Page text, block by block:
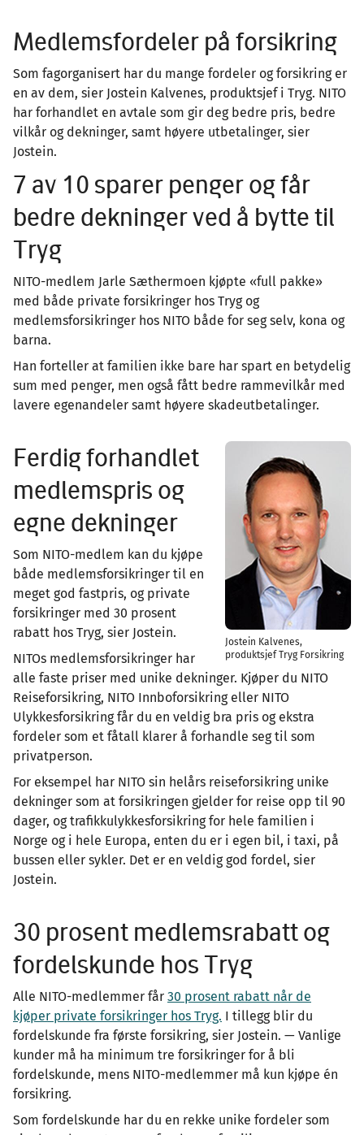
Medlemsfordeler på forsikring
Som fagorganisert har du mange fordeler og forsikring er
en av dem, sier Jostein Kalvenes, produktsjef i Tryg. NITO
har forhandlet en avtale som gir deg bedre pris, bedre
vilkår og dekninger, samt høyere utbetalinger, sier
Jostein.
7 av 10 sparer penger og får
bedre dekninger ved å bytte til
Tryg
NITO-medlem Jarle Sæthermoen kjøpte «full pakke»
med både private forsikringer hos Tryg og
medlemsforsikringer hos NITO både for seg selv, kona og
barna.
Han forteller at familien ikke bare har spart en betydelig
sum med penger, men også fått bedre rammevilkår med
lavere egenandeler samt høyere skadeutbetalinger.
Jostein Kalvenes,
produktsjef Tryg Forsikring
Ferdig forhandlet
medlemspris og
egne dekninger
Som NITO-medlem kan du kjøpe
både medlemsforsikringer til en
meget god fastpris, og private
forsikringer med 30 prosent
rabatt hos Tryg, sier Jostein.
NITOs medlemsforsikringer har
alle faste priser med unike dekninger. Kjøper du NITO
Reiseforsikring, NITO Innboforsikring eller NITO
Ulykkesforsikring får du en veldig bra pris og ekstra
fordeler som et fåtall klarer å forhandle seg til som
privatperson.
For eksempel har NITO sin helårs reiseforsikring unike
dekninger som at forsikringen gjelder for reise opp til 90
dager, og trafikkulykkesforsikring for hele familien i
Norge og i hele Europa, enten du er i egen bil, i taxi, på
bussen eller sykler. Det er en veldig god fordel, sier
Jostein.
30 prosent medlemsrabatt og
fordelskunde hos Tryg
Alle NITO-medlemmer får 30 prosent rabatt når de
kjøper private forsikringer hos Tryg. I tillegg blir du
fordelskunde fra første forsikring, sier Jostein. — Vanlige
kunder må ha minimum tre forsikringer for å bli
fordelskunde, mens NITO-medlemmer må kun kjøpe én
forsikring.
Som fordelskunde har du en rekke unike fordeler som